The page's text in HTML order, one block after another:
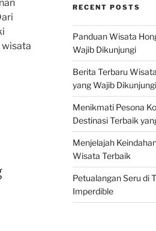
wisata
RECENT POSTS
Panduan Wisata
Wajib Dikunjungi
Berita Terbaru
yang Wajib Dikunjungi
Menikmati Pesona
Destinasi Terbaik
Menjelajah
Wisata Terbaik
Petualangan Seru di
Imperdible